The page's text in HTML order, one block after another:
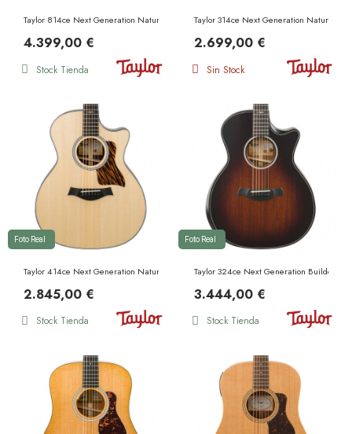
Taylor 814ce Next Generation Natural
4.399,00 €
Stock Tienda
Taylor 314ce Next Generation Natural
2.699,00 €
Sin Stock
Taylor 414ce Next Generation Natural
2.845,00 €
Foto Real
Stock Tienda
Taylor 324ce Next Generation Builder's
3.444,00 €
Foto Real
Stock Tienda